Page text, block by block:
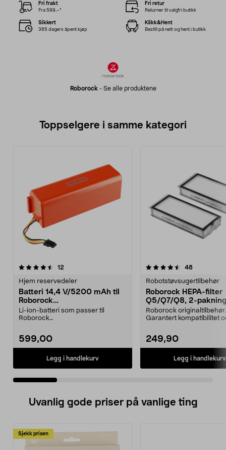
Roborock- Se alle produktene
Fri frakt
Fra 599,–*
Fri retur
Returner til valgfri butikk
Sikkert
365 dagers åpent kjøp
Klikk&Hent
Bestill på nett og hent i butikk
Toppselgere i samme kategori
12
Hjem reservedeler
Batteri 14,4 V/5200 mAh til
Roborock
S5/S6/S7/S8/Q7/E4/E5
Li-ion-batteri som passer til
Roborock
599,00
Legg i handlekurv
4.5 av 5 stjerner 48
Robotstøvsugertilbehør
Roborock HEPA-filter
Q5/Q7/Q8, 2-pakning
Roborock originaltilbehør.
Garantert kompatibilitet
249,90
Legg i handlekurv
3.0 av 5 stjerner
Uvanlig gode priser på vanlige ting
Sjekk prisen